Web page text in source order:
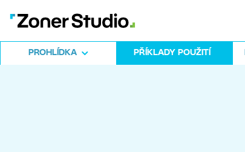
PROHLÍDKA PŘÍKLADY POUŽITÍ